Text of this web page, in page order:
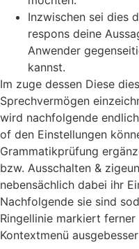
Inzwischen sei dies
respons deine
Anwender
kannst.
Im zuge dessen Diese
Sprechvermögen
wird nachfolgende
of den Einstellungen
Grammatikprüfung
bzw. Ausschalten &
nebensächlich dabei ihr
Nachfolgende sie sind
Ringellinie markiert
Kontextmenü